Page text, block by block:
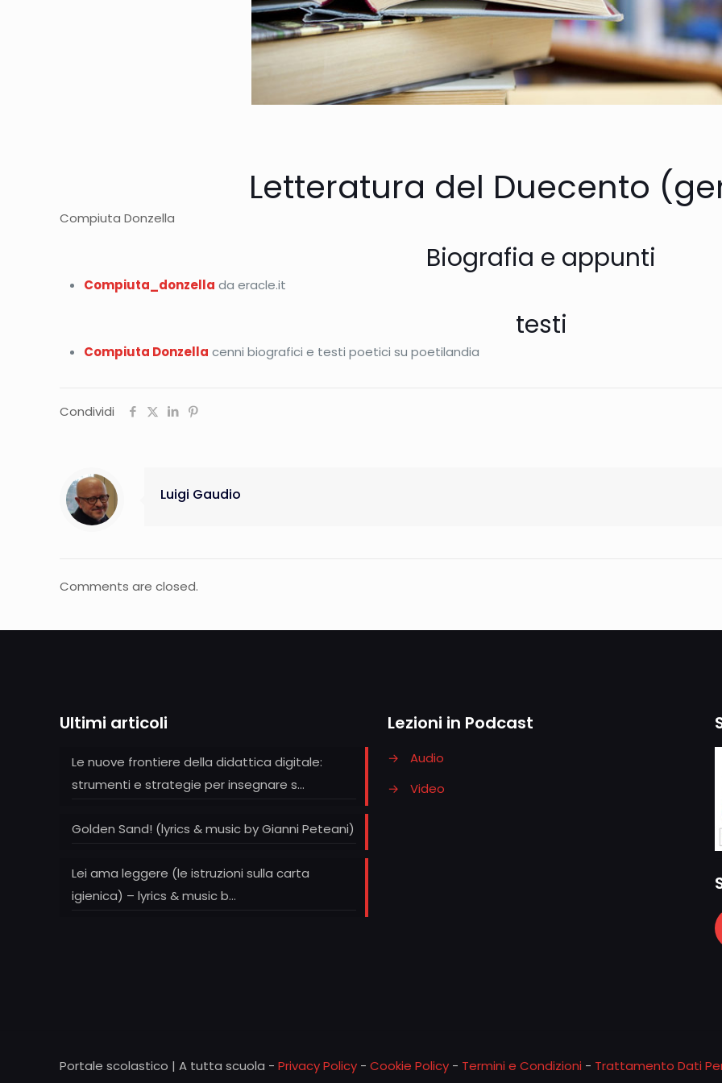
Letteratura del Duecento
Compiuta Donzella
Biografia e appunti
Compiuta_donzella da eracle.it
testi
Compiuta Donzella cenni biografici e testi poetici su poetilandia
Condividi
Luigi Gaudio
Comments are closed.
Ultimi articoli
Le nuove frontiere della didattica digitale:
strumenti e strategie per insegnare s…
Golden Sand! (lyrics & music by Gianni Peteani)
Lei ama leggere (le istruzioni sulla carta
igienica) – lyrics & music b…
Lezioni in Podcast
→
Audio
→
Video
Portale scolastico | A tutta scuola - Privacy Policy - Cookie Policy - Termini e Condizioni - Trattamento Dati